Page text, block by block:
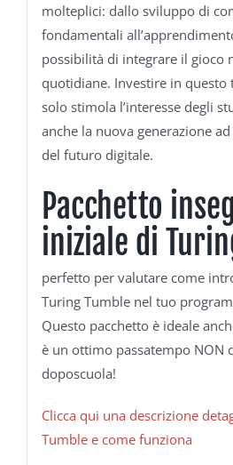
molteplici: dallo sviluppo di
fondamentali
possibilità di integrare il gioco
quotidiane. Investire in
solo stimola l’interesse degli
anche la nuova generazione
del futuro digitale.
Pacchetto
iniziale di
perfetto per valutare come
Turing Tumble nel tuo
Questo pacchetto è ideale
è un ottimo passatempo NON
doposcuola!
Clicca qui una descrizione
Tumble e come funziona